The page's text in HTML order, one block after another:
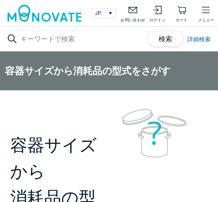
お問い合わせ ログイン カート メニュー
検索 詳細検索
容器サイズから消耗品の型式をさがす
容器サイズ
から
消耗品の型